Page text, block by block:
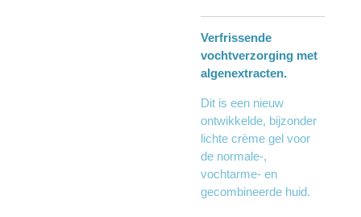
Verfrissende
vochtverzorging met
algenextracten.
Dit is een nieuw
ontwikkelde, bijzonder
lichte crème gel voor
de normale-,
vochtarme- en
gecombineerde huid.